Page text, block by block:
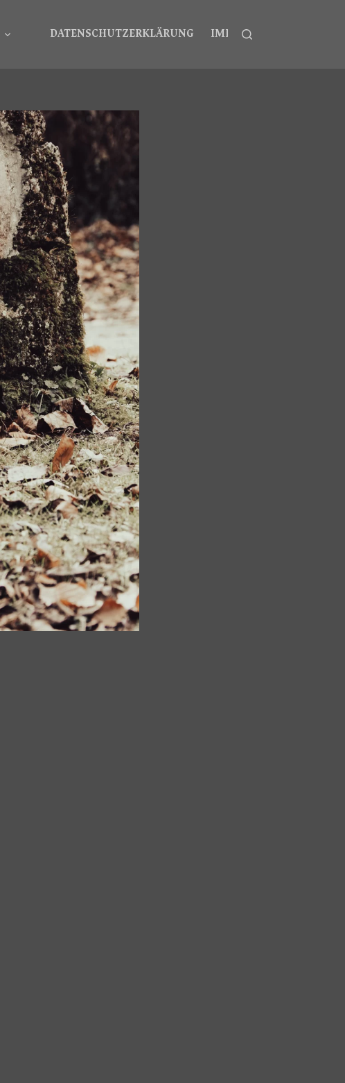
DATENSCHUTZERKLÄRUNG IMPRESSUM